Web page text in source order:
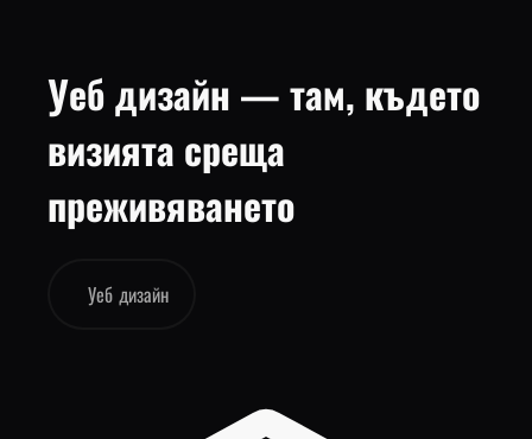
Уеб дизайн — там, където
визията среща
преживяването
Уеб дизайн